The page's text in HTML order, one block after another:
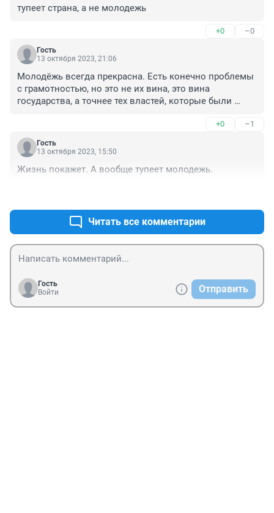
тупеет страна, а не молодежь
+0 –0
Гость
13 октября 2023, 21:06
Молодёжь всегда прекрасна. Есть конечно проблемы
с грамотностью, но это не их вина, это вина
государства, а точнее тех властей, которые были
так это из-за наличия интернета и соцсетей, там
гораздо интереснее, если книги не открывать). И
главное, инфантилизм - это реакция на ту среду,
карьеру построить практически невозможно без
бизнес задушен, вот они и ведут себя так. Если
только власть сменит курс на развитие, то уверяю
вас, молодёжь сразу начнёт действовать и
развиваться, идеи и карьера попрёт!
+0 –1
Гость
13 октября 2023, 15:50
Жизнь покажет. А вообще тупеет молодежь.
Читать все комментарии
Гость
Войти
Отправить